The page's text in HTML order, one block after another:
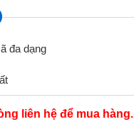
đa dạng
liên hệ để mua hàng.